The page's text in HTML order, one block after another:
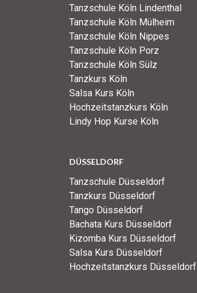
Tanzschule Köln Lindenthal
Tanzschule Köln Mülheim
Tanzschule Köln Nippes
Tanzschule Köln Porz
Tanzschule Köln Sülz
Tanzkurs Köln
Salsa Kurs Köln
Hochzeitstanzkurs Köln
Lindy Hop Kurse Köln
DÜSSELDORF
Tanzschule Düsseldorf
Tanzkurs Düsseldorf
Tango Düsseldorf
Bachata Kurs Düsseldorf
Kizomba Kurs Düsseldorf
Salsa Kurs Düsseldorf
Hochzeitstanzkurs Düsseldorf